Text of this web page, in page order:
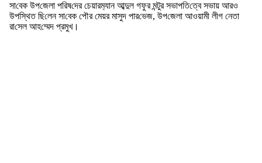
সা‌বেক উপ‌জেলা প‌রিষ‌দের চেয়ারম‌্যান আব্দুল গফুর মন্টুর সভাপ‌তি‌ত্বে সভায় আরও
উপ‌স্থিত ছি‌লেন সা‌বেক পৌর মেয়র মাস‌ুদ পার‌ভেজ, উপ‌জেলা আওয়ামী লীগ নেতা
রা‌সেল আহ‌ম্মেদ প্রমুখ।